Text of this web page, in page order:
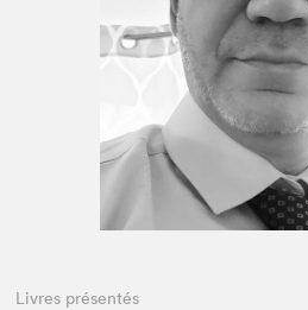
Espace médias
Livres présentés